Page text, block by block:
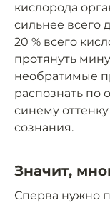
кислорода
сильнее всего
20 % всего
протянуть
необратимые
распознать по
синему
сознания.
Значит,
Сперва нужно